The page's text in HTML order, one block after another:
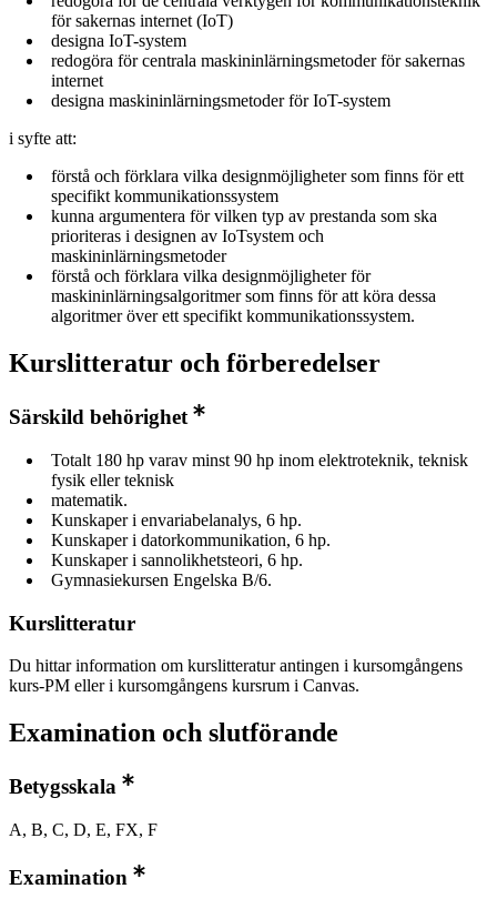
för sakernas internet (IoT)
designa IoT-system
redogöra för centrala maskininlärningsmetoder för sakernas
internet
designa maskininlärningsmetoder för IoT-system
i syfte att:
förstå och förklara vilka designmöjligheter som finns för ett
specifikt kommunikationssystem
kunna argumentera för vilken typ av prestanda som ska
prioriteras i designen av IoTsystem och
maskininlärningsmetoder
förstå och förklara vilka designmöjligheter för
maskininlärningsalgoritmer som finns för att köra dessa
algoritmer över ett specifikt kommunikationssystem.
Kurslitteratur och förberedelser
Särskild behörighet
Totalt 180 hp varav minst 90 hp inom elektroteknik, teknisk
fysik eller teknisk
matematik.
Kunskaper i envariabelanalys, 6 hp.
Kunskaper i datorkommunikation, 6 hp.
Kunskaper i sannolikhetsteori, 6 hp.
Gymnasiekursen Engelska B/6.
Kurslitteratur
Du hittar information om kurslitteratur antingen i kursomgångens
kurs-PM eller i kursomgångens kursrum i Canvas.
Examination och slutförande
Betygsskala
A, B, C, D, E, FX, F
Examination